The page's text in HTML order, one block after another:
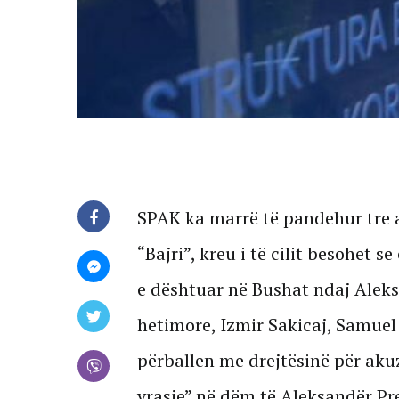
SPAK ka marrë të pandehur
“Bajri”, kreu i të cilit besohet
e dështuar në Bushat ndaj
hetimore, Izmir Sakicaj,
përballen me drejtësinë për